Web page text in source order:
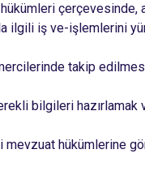
çerçevesinde,
ilgili iş ve-işlemlerini
takip
bilgileri hazırlamak
mevzuat hükümlerine